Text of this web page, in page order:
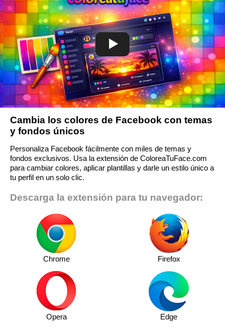
Cambia los colores de Facebook con temas
y fondos únicos
Personaliza Facebook fácilmente con miles de temas y
fondos exclusivos. Usa la extensión de ColoreaTuFace.com
para cambiar colores, aplicar plantillas y darle un estilo único a
tu perfil en un solo clic.
Descarga la extensión para tu navegador:
Chrome Firefox
Opera Edge